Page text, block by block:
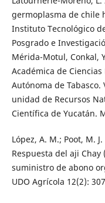
germoplasma de chile
Instituto Tecnológico
Posgrado e
Mérida-Motul, Conkal,
Académica de
Autónoma de Tabasco.
unidad de Recursos
Científica de Yucatán.
López, A. M.; Poot, M.
Respuesta del aji Chay
suministro de abono
UDO Agrícola 12(2):